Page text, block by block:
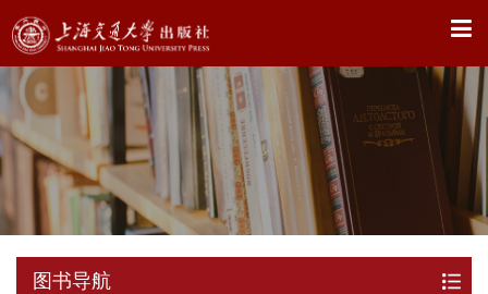
X
图书导航